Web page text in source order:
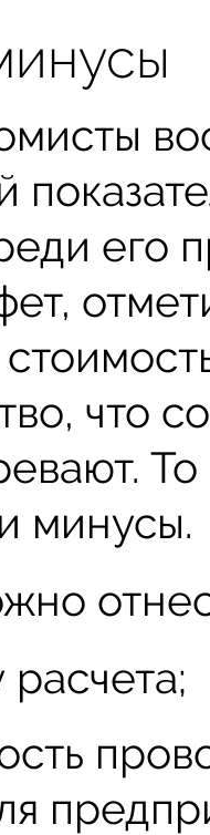
его
что
То
минусы.
расчета;